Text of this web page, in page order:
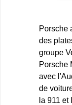
Porsche
des
groupe
Porsche
avec
de
la 911